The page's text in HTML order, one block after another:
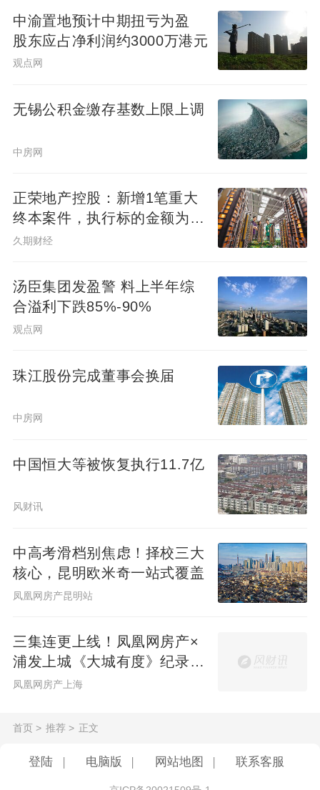
中渝置地预计中期扭亏为盈
股东应占净利润约3000万港元
观点网
无锡公积金缴存基数上限上调
中房网
正荣地产控股：新增1笔重大
终本案件，执行标的金额为
4.73亿元
久期财经
汤臣集团发盈警 料上半年综
合溢利下跌85%-90%
观点网
珠江股份完成董事会换届
中房网
中国恒大等被恢复执行11.7亿
风财讯
中高考滑档别焦虑！择校三大
核心，昆明欧米奇一站式覆盖
凤凰网房产昆明站
三集连更上线！凤凰网房产×
浦发上城《大城有度》纪录片
见证一座百万方大城生长
凤凰网房产上海
首页 > 推荐 > 正文
登陆 电脑版 网站地图 联系客服